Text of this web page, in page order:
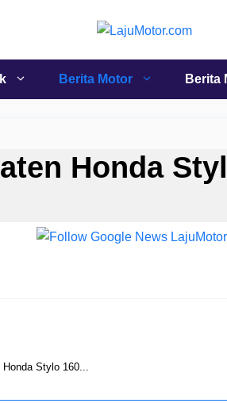
Berita Motor Berita
Honda
Stylo 160...